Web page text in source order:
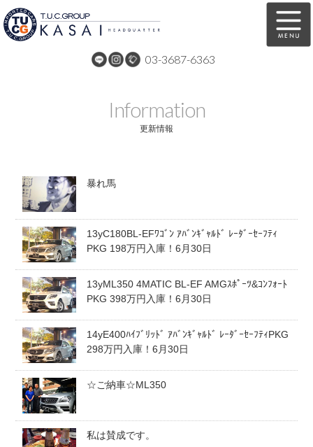
03-3687-6363
全国納車
買取無料査定
スタッフ紹介 リクルート
お問い合わせ
スタッフblog 納車blog
ホーム T.U.C.GROUP
Information
更新情報
暴れ馬
13yC180BL-EFﾜｺﾞﾝ ｱﾊﾞﾝｷﾞｬﾙﾄﾞ ﾚｰﾀﾞｰｾｰﾌﾃｨ
PKG 198万円入庫！6月30日
13yML350 4MATIC BL-EF AMGｽﾎﾟｰﾂ&ｺﾝﾌｫｰﾄ
PKG 398万円入庫！6月30日
14yE400ﾊｲﾌﾞﾘｯﾄﾞ ｱﾊﾞﾝｷﾞｬﾙﾄﾞ ﾚｰﾀﾞｰｾｰﾌﾃｨPKG
298万円入庫！6月30日
☆ご納車☆ML350
私は賛成です。